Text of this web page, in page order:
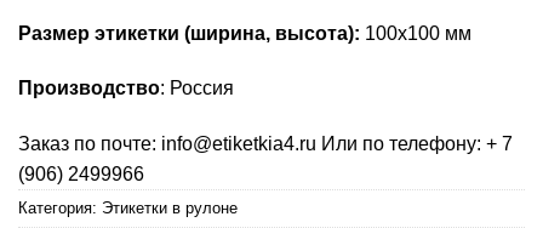
Размер этикетки (ширина, высота): 100х100 мм
Производство: Россия
Заказ по почте: info@etiketkia4.ru Или по телефону: + 7
(906) 2499966
Категория: Этикетки в рулоне